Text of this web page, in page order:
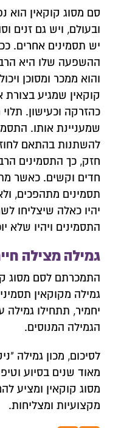
צרו איתנו
השאירו פרטים
סם מסוג קוקאין הוא
ובעולם, ויש גם זנים
יש תסמינים אחרים.
ההשפעה שלו היא
והוא ממכר ומסוכן
קוקאין שמגיע
כהזרקה וכעישון.
שמעניינת אותו.
להשתנות בהתאם
חזק, כך התסמינים
חדים וקשים. כאשר
תסמינים מתהפכים,
יהיו כאלה שיצליחו
התסמינים ויהיו שלא
גמילה מצילה
התמכרתם לסם מסוג
גמילה מקוקאין
יחמיר, תתחילו גמילה
הגמילה המנוסים.
לסיכום, מכון גמילה
מאוד שנים בסיוע
מסוג קוקאין ומציע
מקצועיות ומצליחות.